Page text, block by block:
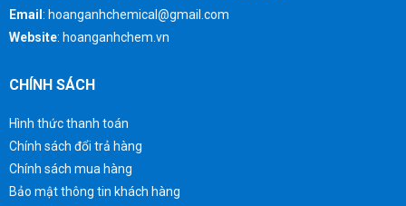
Email : hoanganhchemical@gmail.com
Website: hoanganhchem.vn
CHÍNH SÁCH
Hình thức thanh toán
Chính sách đổi trả hàng
Chính sách mua hàng
Bảo mật thông tin khách hàng